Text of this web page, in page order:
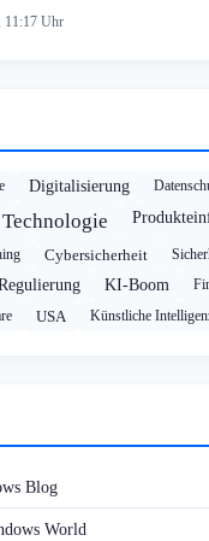
11:17 Uhr
Digitalisierung
Technologie
Cybersicherheit
KI-Boom
USA Künstliche
Blog
World